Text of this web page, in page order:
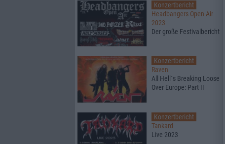
Konzertbericht
Headbangers Open Air
2023
Der große Festivalbericht
Konzertbericht
Raven
All Hell´s Breaking Loose
Over Europe: Part II
Konzertbericht
Tankard
Live 2023